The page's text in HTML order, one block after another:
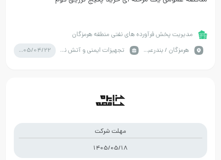
مدیریت پخش فرآورده های نفتی منطقه هرمزگان
هرمزگان / بندرعباس
تجهیزات ایمنی و آتش نشانی 1405/04/22
مهلت شرکت
1405/05/18